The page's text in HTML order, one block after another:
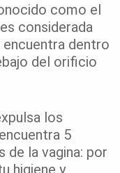
como el
considerada
dentro
del orificio
los
5
la vagina: por
higiene y